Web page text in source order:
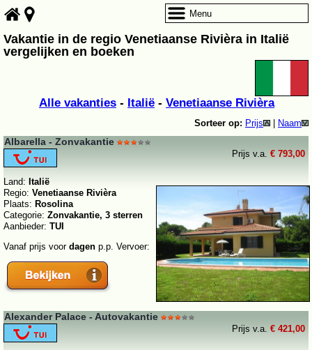
Vakantie in de regio Venetiaanse Rivièra in Italië
vergelijken en boeken
Alle vakanties - Italië - Venetiaanse Rivièra
Sorteer op: Prijs Naam
Albarella - Zonvakantie
Prijs v.a. € 793,00
Land: Italië
Regio: Venetiaanse Rivièra
Plaats: Rosolina
Categorie: Zonvakantie, 3 sterren
Aanbieder: TUI
Vanaf prijs voor dagen p.p. Vervoer:
Alexander Palace - Autovakantie
Prijs v.a. € 421,00
Menu